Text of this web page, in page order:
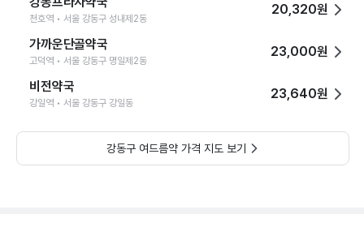
천호역 • 서울 강동구 성내제2동
20,320원
가까운단골약국
고덕역 • 서울 강동구 명일제2동
23,000원
비전약국
강일역 • 서울 강동구 강일동
23,640원
강동구 여드름약 가격 지도 보기